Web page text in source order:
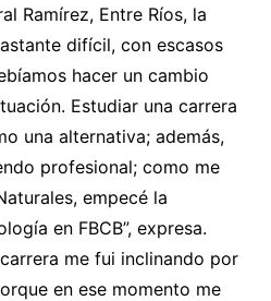
Ramírez, Entre Ríos, la
difícil, con escasos
hacer un cambio
Estudiar una carrera
una alternativa; además,
profesional; como me
empecé la
en FBCB”, expresa.
me fui inclinando por
en ese momento me